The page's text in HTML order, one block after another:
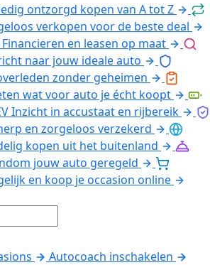
ontzorgd kopen van A tot Z
verkopen voor de beste deal
Financieren en leasen op maat
naar jouw ideale auto
zonder geheimen
wat voor auto je écht koopt
Inzicht in accustaat en rijbereik
en zorgeloos verzekerd
kopen uit het buitenland
jouw auto geregeld
en koop je occasion online
Autocoach inschakelen